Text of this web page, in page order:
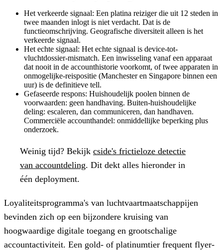
Het verkeerde signaal: Een platina reiziger die uit 12 steden in
twee maanden inlogt is niet verdacht. Dat is de
functieomschrijving. Geografische diversiteit alleen is het
verkeerde signaal.
Het echte signaal: Het echte signaal is device-tot-
vluchtdossier-mismatch. Een inwisseling vanaf een apparaat
dat nooit in de accounthistorie voorkomt, of twee apparaten in
onmogelijke-reispositie (Manchester en Singapore binnen een
uur) is de definitieve tell.
Gefaseerde respons: Huishoudelijk poolen binnen de
voorwaarden: geen handhaving. Buiten-huishoudelijke
deling: escaleren, dan communiceren, dan handhaven.
Commerciële accounthandel: onmiddellijke beperking plus
onderzoek.
Weinig tijd? Bekijk cside's frictieloze detectie
van accountdeling. Dit dekt alles hieronder in
één deployment.
Loyaliteitsprogramma's van luchtvaartmaatschappijen
bevinden zich op een bijzondere kruising van
hoogwaardige digitale toegang en grootschalige
accountactiviteit. Een gold- of platinumtier frequent flyer-